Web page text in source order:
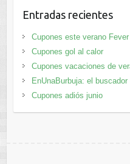
Entradas recientes
Cupones este verano Fever
Cupones gol al calor
Cupones vacaciones de
EnUnaBurbuja: el
Cupones adiós junio